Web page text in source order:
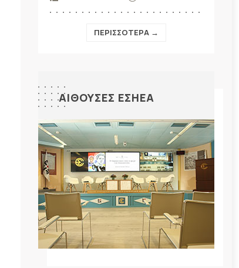
ΠΕΡΙΣΣΟΤΕΡΑ →
ΑΙΘΟΥΣΕΣ ΕΣΗΕΑ